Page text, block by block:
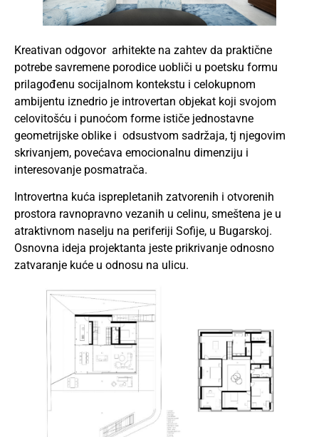
Kreativan odgovor arhitekte na zahtev da praktične
potrebe savremene porodice uobliči u poetsku formu
prilagođenu socijalnom kontekstu i celokupnom
ambijentu iznedrio je introvertan objekat koji svojom
celovitošću i punoćom forme ističe jednostavne
geometrijske oblike i odsustvom sadržaja, tj njegovim
skrivanjem, povećava emocionalnu dimenziju i
interesovanje posmatrača.
Introvertna kuća isprepletanih zatvorenih i otvorenih
prostora ravnopravno vezanih u celinu, smeštena je u
atraktivnom naselju na periferiji Sofije, u Bugarskoj.
Osnovna ideja projektanta jeste prikrivanje odnosno
zatvaranje kuće u odnosu na ulicu.